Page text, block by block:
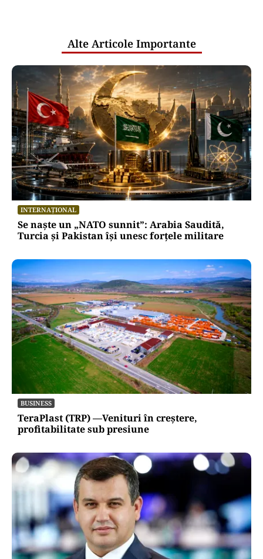
Alte Articole Importante
INTERNAȚIONAL
Se naște un „NATO sunnit”: Arabia Saudită,
Turcia și Pakistan își unesc forțele militare
BUSINESS
TeraPlast (TRP) —Venituri în creștere,
profitabilitate sub presiune